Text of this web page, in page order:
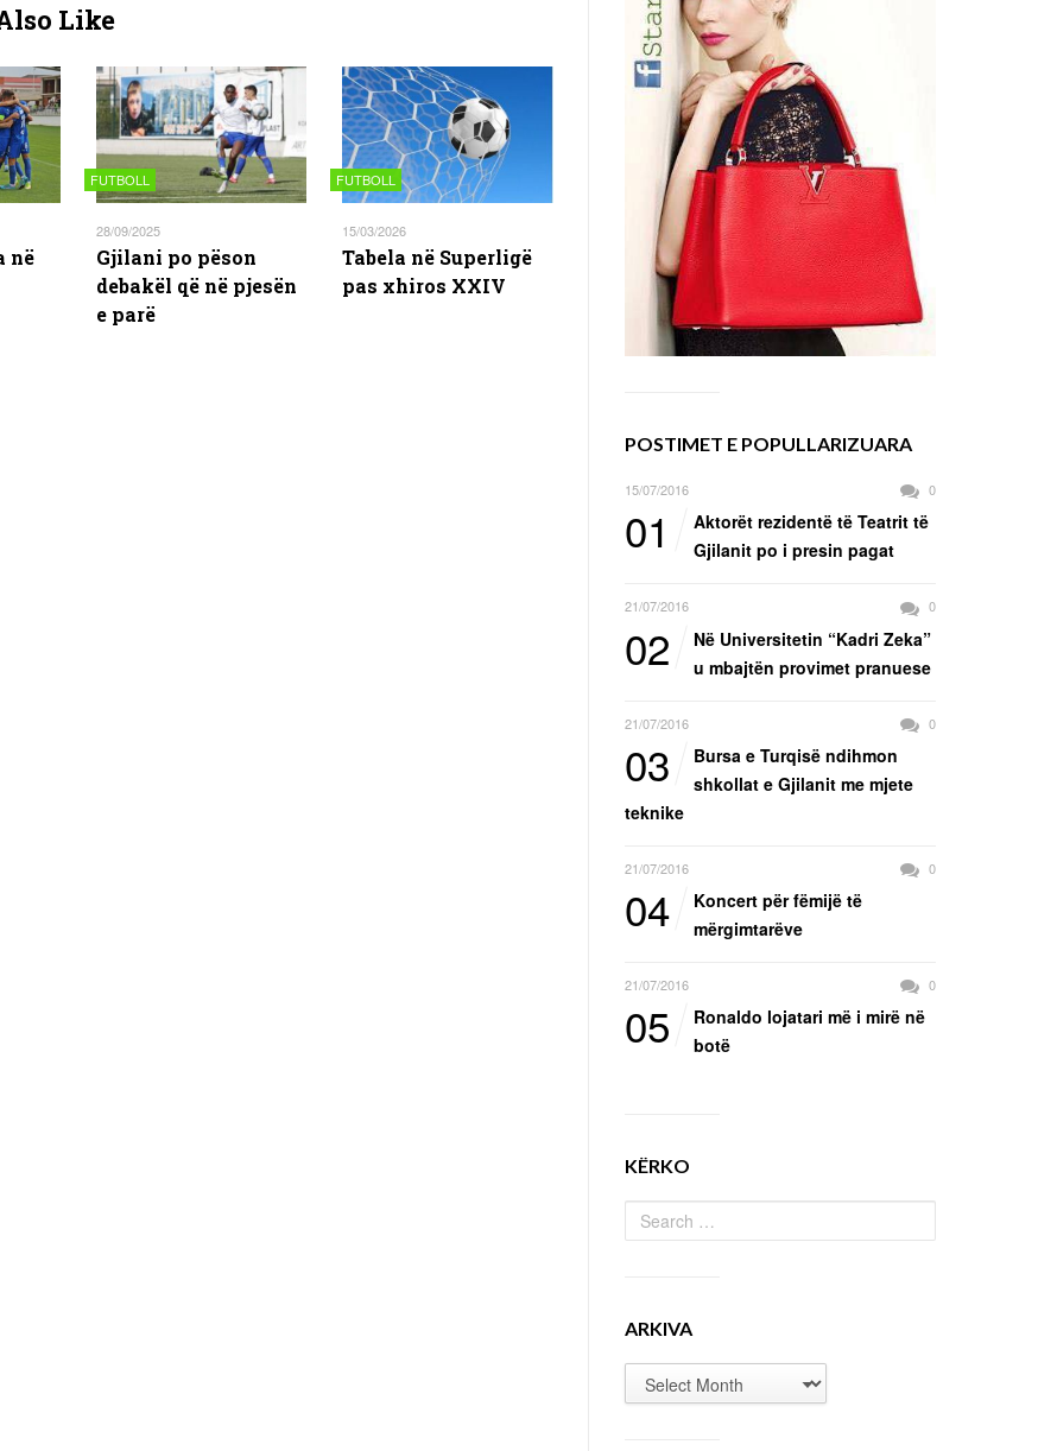
Like
në
FUTBOLL
28/09/2025
Gjilani po pëson
debakël që në pjesën
e parë
FUTBOLL
15/03/2026
Tabela në Superligë
pas xhiros XXIV
POSTIMET E POPULLARIZUARA
15/07/2016 0
01
Aktorët rezidentë të Teatrit të
Gjilanit po i presin pagat
21/07/2016 0
02
Në Universitetin “Kadri Zeka”
u mbajtën provimet pranuese
21/07/2016 0
03
Bursa e Turqisë ndihmon
shkollat e Gjilanit me mjete
teknike
21/07/2016 0
04
Koncert për fëmijë të
mërgimtarëve
21/07/2016 0
05
Ronaldo lojatari më i mirë në
botë
KËRKO
ARKIVA